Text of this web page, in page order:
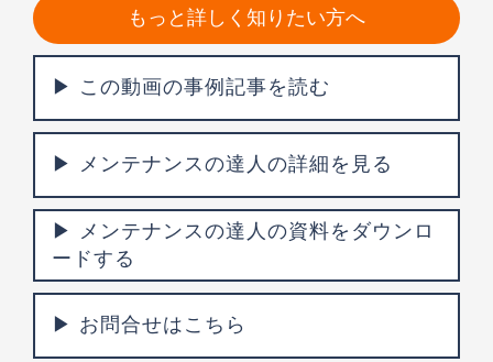
もっと詳しく知りたい方へ
この動画の事例記事を読む
メンテナンスの達人の詳細を見る
メンテナンスの達人の資料をダウンロ
ードする
お問合せはこちら